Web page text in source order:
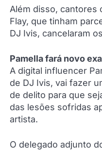
Além disso, cantores
Flay, que tinham
DJ Ivis, cancelaram
Pamella fará novo
A digital influencer
de DJ Ivis, vai fazer
de delito para que
das lesões sofridas
artista.
O delegado adjunto